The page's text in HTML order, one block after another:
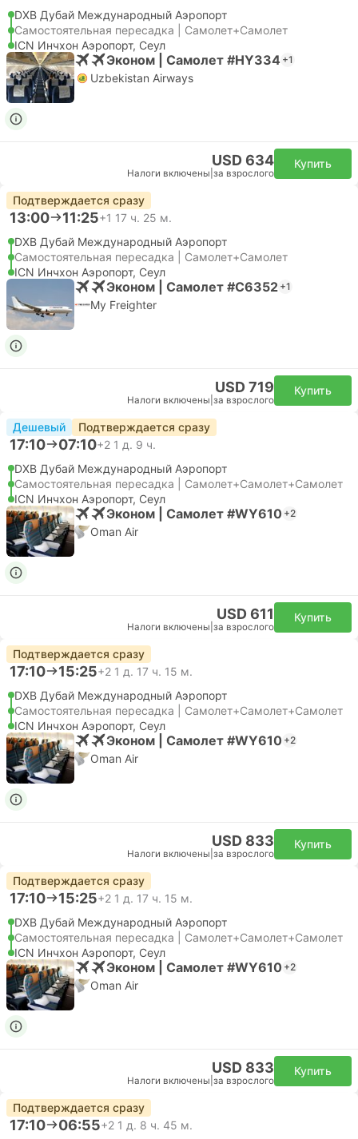
DXB Дубай Международный Аэропорт
Самостоятельная пересадка | Самолет+Самолет
ICN Инчхон Аэропорт, Сеул
Эконом | Самолет #HY334 +1
Uzbekistan Airways
USD 634
Налоги включены за взрослого
Купить
Подтверждается сразу
13:00 11:25+1 17 ч. 25 м.
DXB Дубай Международный Аэропорт
Самостоятельная пересадка | Самолет+Самолет
ICN Инчхон Аэропорт, Сеул
Эконом | Самолет #C6352 +1
My Freighter
USD 719
Налоги включены за взрослого
Купить
Дешевый Подтверждается сразу
17:10 07:10+2 1 д. 9 ч.
DXB Дубай Международный Аэропорт
Самостоятельная пересадка | Самолет+Самолет+Самолет
ICN Инчхон Аэропорт, Сеул
Эконом | Самолет #WY610 +2
Oman Air
USD 611
Налоги включены за взрослого
Купить
Подтверждается сразу
17:10 15:25+2 1 д. 17 ч. 15 м.
DXB Дубай Международный Аэропорт
Самостоятельная пересадка | Самолет+Самолет+Самолет
ICN Инчхон Аэропорт, Сеул
Эконом | Самолет #WY610 +2
Oman Air
USD 833
Налоги включены за взрослого
Купить
Подтверждается сразу
17:10 15:25+2 1 д. 17 ч. 15 м.
DXB Дубай Международный Аэропорт
Самостоятельная пересадка | Самолет+Самолет+Самолет
ICN Инчхон Аэропорт, Сеул
Эконом | Самолет #WY610 +2
Oman Air
USD 833
Налоги включены за взрослого
Купить
Подтверждается сразу
17:10 06:55+2 1 д. 8 ч. 45 м.